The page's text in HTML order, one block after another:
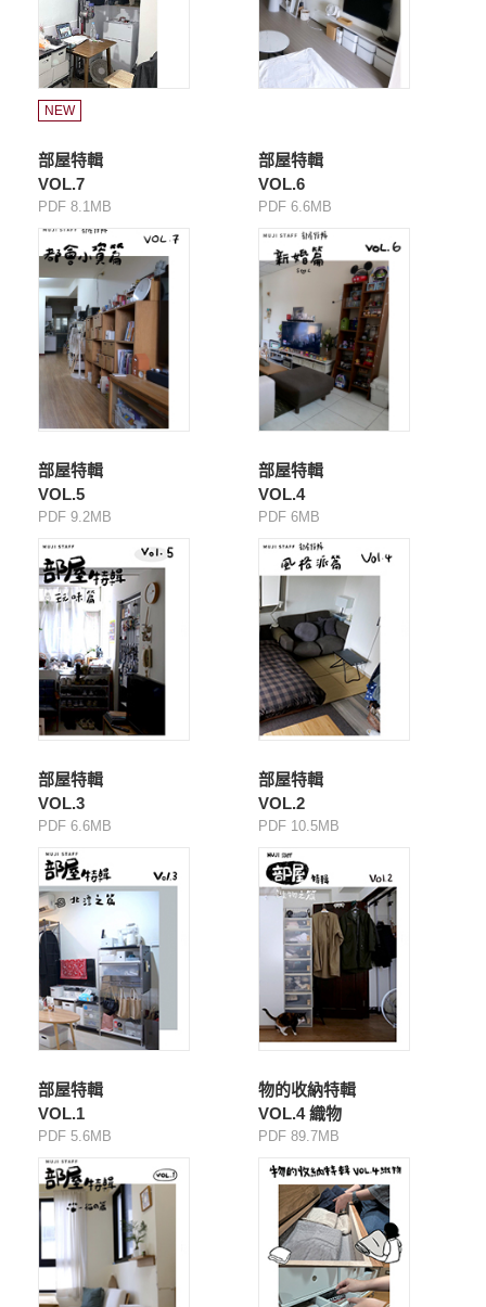
NEW
部屋特輯
VOL.7
PDF 8.1MB
部屋特輯
VOL.6
PDF 6.6MB
部屋特輯
VOL.5
PDF 9.2MB
部屋特輯
VOL.4
PDF 6MB
部屋特輯
VOL.3
PDF 6.6MB
部屋特輯
VOL.2
PDF 10.5MB
部屋特輯
VOL.1
PDF 5.6MB
物的收納特輯
VOL.4 織物
PDF 89.7MB